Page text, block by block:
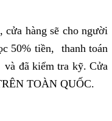
cửa hàng sẽ cho người
50% tiền, thanh toán
và đã kiểm tra kỹ. Cửa
TOÀN QUỐC.